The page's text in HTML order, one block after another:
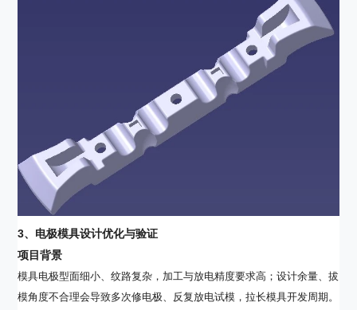
3、电极模具设计优化与验证
项目背景
模具电极型面细小、纹路复杂，加工与放电精度要求高；设计余量、拔
模角度不合理会导致多次修电极、反复放电试模，拉长模具开发周期。